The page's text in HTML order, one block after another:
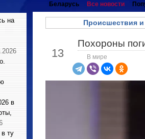
на
в
ту
Беларусь Все новости
Происшествия
13
Похороны
В мире